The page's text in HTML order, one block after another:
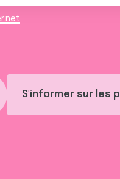
S'informer sur les